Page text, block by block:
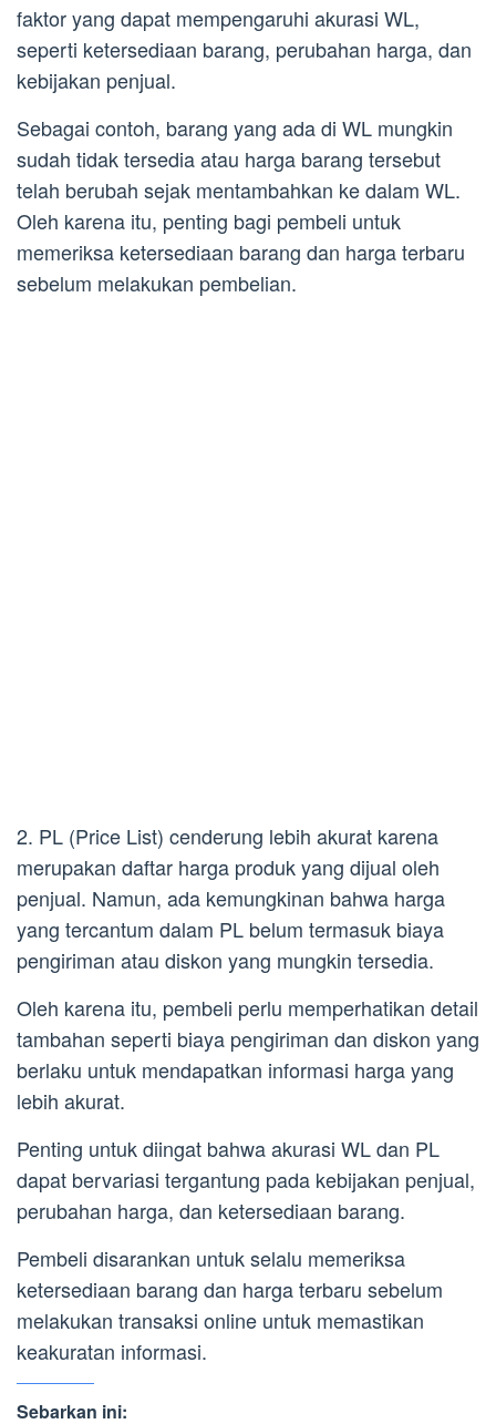
faktor yang dapat mempengaruhi akurasi WL,
seperti ketersediaan barang, perubahan harga, dan
kebijakan penjual.
Sebagai contoh, barang yang ada di WL mungkin
sudah tidak tersedia atau harga barang tersebut
telah berubah sejak mentambahkan ke dalam WL.
Oleh karena itu, penting bagi pembeli untuk
memeriksa ketersediaan barang dan harga terbaru
sebelum melakukan pembelian.
2. PL (Price List) cenderung lebih akurat karena
merupakan daftar harga produk yang dijual oleh
penjual. Namun, ada kemungkinan bahwa harga
yang tercantum dalam PL belum termasuk biaya
pengiriman atau diskon yang mungkin tersedia.
Oleh karena itu, pembeli perlu memperhatikan detail
tambahan seperti biaya pengiriman dan diskon yang
berlaku untuk mendapatkan informasi harga yang
lebih akurat.
Penting untuk diingat bahwa akurasi WL dan PL
dapat bervariasi tergantung pada kebijakan penjual,
perubahan harga, dan ketersediaan barang.
Pembeli disarankan untuk selalu memeriksa
ketersediaan barang dan harga terbaru sebelum
melakukan transaksi online untuk memastikan
keakuratan informasi.
Sebarkan ini: